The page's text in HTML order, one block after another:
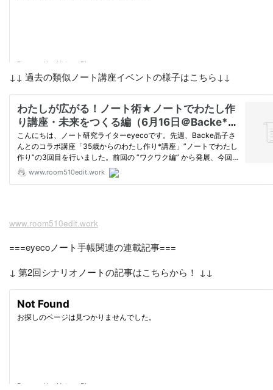
↓↓ 過去の類似ノート講座イベントの様子はこちら↓↓
www.room510edit.work
===eyecoノート手帳関連の連載記事===
↓ 第2回シナリオノートの記事はこちらから！ ↓↓